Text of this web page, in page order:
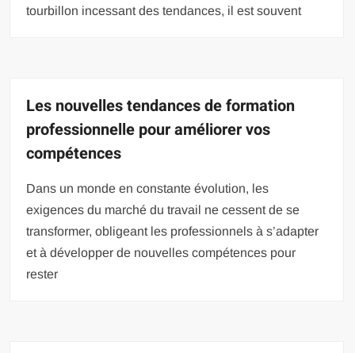
tourbillon incessant des tendances, il est souvent
Les nouvelles tendances de formation
professionnelle pour améliorer vos
compétences
Dans un monde en constante évolution, les
exigences du marché du travail ne cessent de se
transformer, obligeant les professionnels à s’adapter
et à développer de nouvelles compétences pour
rester